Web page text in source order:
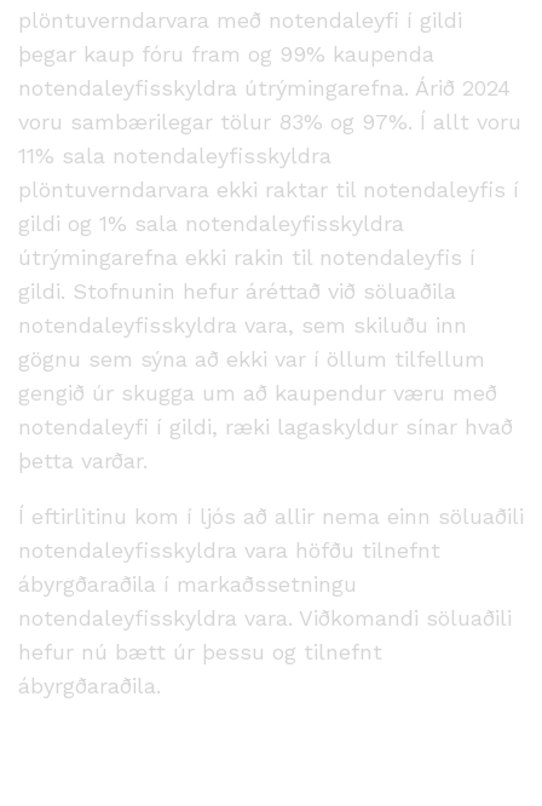
plöntuverndarvara með notendaleyfi í gildi
þegar kaup fóru fram og 99% kaupenda
notendaleyfisskyldra útrýmingarefna. Árið 2024
voru sambærilegar tölur 83% og 97%. Í allt voru
11% sala notendaleyfisskyldra
plöntuverndarvara ekki raktar til notendaleyfis í
gildi og 1% sala notendaleyfisskyldra
útrýmingarefna ekki rakin til notendaleyfis í
gildi. Stofnunin hefur áréttað við söluaðila
notendaleyfisskyldra vara, sem skiluðu inn
gögnu sem sýna að ekki var í öllum tilfellum
gengið úr skugga um að kaupendur væru með
notendaleyfi í gildi, ræki lagaskyldur sínar hvað
þetta varðar.
Í eftirlitinu kom í ljós að allir nema einn söluaðili
notendaleyfisskyldra vara höfðu tilnefnt
ábyrgðaraðila í markaðssetningu
notendaleyfisskyldra vara. Viðkomandi söluaðili
hefur nú bætt úr þessu og tilnefnt
ábyrgðaraðila.